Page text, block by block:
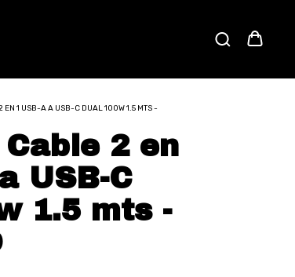
1 USB-A A USB-C DUAL 100W 1.5 MTS -
2 en
USB-C
1.5 mts -